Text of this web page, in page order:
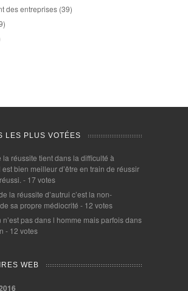
des entreprises (39)
LES PLUS VOTÉES
la réussite tient dans la difficulté à
est bien meilleur d’être en train de réussir
- 17 votes
la réussite d’autrui c’est la non-
sa propre médiocrité - 12 votes
n’est pas dans l homme mais parfois dans
- 12 votes
WEB